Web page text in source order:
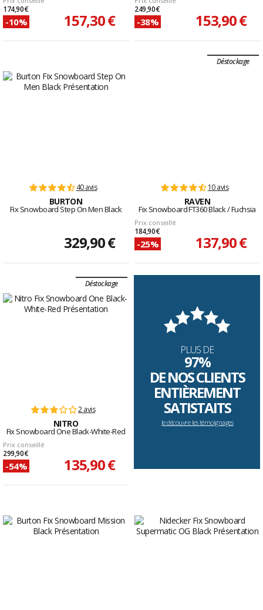
174,90 €
-10% 157,30 €
249,90 €
-38% 153,90 €
40 avis
BURTON
Fix Snowboard Step On Men Black
329,90 €
Déstockage
10 avis
RAVEN
Fix Snowboard FT360 Black / Fuchsia
Prix conseillé
184,90 €
-25% 137,90 €
Déstockage
2 avis
NITRO
Fix Snowboard One Black-White-Red
Prix conseillé
299,90 €
-54% 135,90 €
PLUS DE
97%
DE NOS CLIENTS
ENTIÈREMENT
SATISTAITS
Je découvre les témoignages